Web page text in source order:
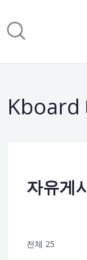
Kboard
자유게
전체 25